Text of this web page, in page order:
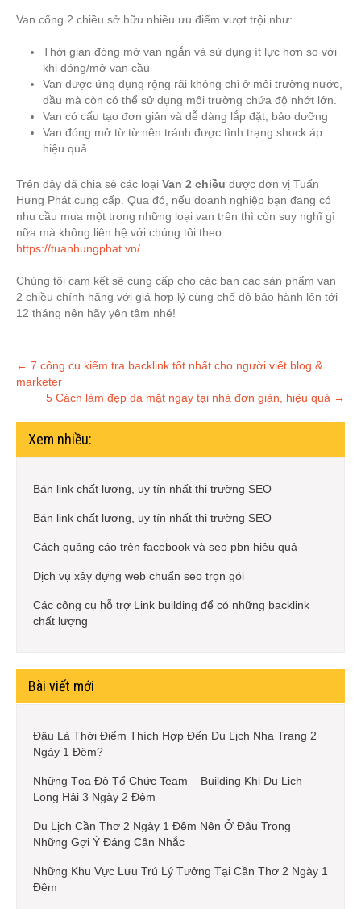
Van cổng 2 chiều sở hữu nhiều ưu điểm vượt trội như:
Thời gian đóng mở van ngắn và sử dụng ít lực hơn so với
khi đóng/mở van cầu
Van được ứng dụng rộng rãi không chỉ ở môi trường nước,
dầu mà còn có thể sử dụng môi trường chứa độ nhớt lớn.
Van có cấu tạo đơn giản và dễ dàng lắp đặt, bảo dưỡng
Van đóng mở từ từ nên tránh được tình trạng shock áp
hiệu quả.
Trên đây đã chia sẻ các loại Van 2 chiều được đơn vị Tuấn
Hưng Phát cung cấp. Qua đó, nếu doanh nghiệp bạn đang có
nhu cầu mua một trong những loại van trên thì còn suy nghĩ gì
nữa mà không liên hệ với chúng tôi theo
https://tuanhungphat.vn/
Chúng tôi cam kết sẽ cung cấp cho các bạn các sản phẩm van
2 chiều chính hãng với giá hợp lý cùng chế độ bảo hành lên tới
12 tháng nên hãy yên tâm nhé!
Post
navigation
← 7 công cụ kiểm tra backlink tốt nhất cho người viết blog &
marketer
5 Cách làm đẹp da mặt ngay tại nhà đơn giản, hiệu quả →
Xem nhiều:
Bán link chất lượng, uy tín nhất thị trường SEO
Bán link chất lượng, uy tín nhất thị trường SEO
Cách quảng cáo trên facebook và seo pbn hiệu quả
Dịch vụ xây dựng web chuẩn seo trọn gói
Các công cụ hỗ trợ Link building để có những backlink
chất lượng
Bài viết mới
Đâu Là Thời Điểm Thích Hợp Đến Du Lịch Nha Trang 2
Ngày 1 Đêm?
Những Tọa Độ Tổ Chức Team – Building Khi Du Lịch
Long Hải 3 Ngày 2 Đêm
Du Lịch Cần Thơ 2 Ngày 1 Đêm Nên Ở Đâu Trong
Những Gợi Ý Đáng Cân Nhắc
Những Khu Vực Lưu Trú Lý Tưởng Tại Cần Thơ 2 Ngày 1
Đêm